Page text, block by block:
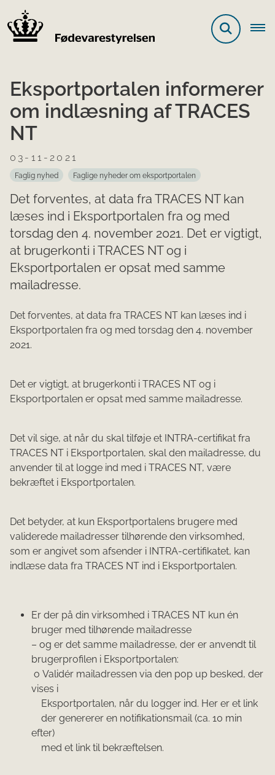
Eksportportalen informerer
om indlæsning af TRACES
NT
03-11-2021
Faglig nyhed Faglige nyheder om eksportportalen
Det forventes, at data fra TRACES NT kan
læses ind i Eksportportalen fra og med
torsdag den 4. november 2021. Det er vigtigt,
at brugerkonti i TRACES NT og i
Eksportportalen er opsat med samme
mailadresse.
​Det forventes, at data fra TRACES NT kan læses ind i
Eksportportalen fra og med torsdag den 4. november
2021.
Det er vigtigt, at brugerkonti i TRACES NT og i
Eksportportalen er opsat med samme mailadresse.
Det vil sige, at når du skal tilføje et INTRA-certifikat fra
TRACES NT i Eksportportalen, skalden mailadresse, du
anvender til at logge ind med i TRACES NT, være
bekræftet i Eksportportalen.
Det betyder, at kun Eksportportalens brugere med
validerede mailadresser tilhørende den virksomhed,
som er angivet som afsender i INTRA-certifikatet, kan
indlæse data fra TRACES NT ind i Eksportportalen.
​Er der på din virksomhed i TRACES NT kun én
bruger med tilhørende mailadresse
– og er det samme mailadresse, der er anvendt til
brugerprofilen i Eksportportalen:
o Validér mailadressen via den pop up besked, der
vises i
Eksportportalen, når du logger ind. Her er et link
der genererer en notifikationsmail (ca. 10 min
efter)
med et link til bekræftelsen.